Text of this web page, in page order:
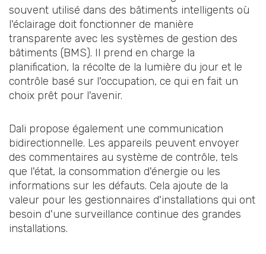
souvent utilisé dans des bâtiments intelligents où
l'éclairage doit fonctionner de manière
transparente avec les systèmes de gestion des
bâtiments (BMS). Il prend en charge la
planification, la récolte de la lumière du jour et le
contrôle basé sur l'occupation, ce qui en fait un
choix prêt pour l'avenir.
Dali propose également une communication
bidirectionnelle. Les appareils peuvent envoyer
des commentaires au système de contrôle, tels
que l'état, la consommation d'énergie ou les
informations sur les défauts. Cela ajoute de la
valeur pour les gestionnaires d'installations qui ont
besoin d'une surveillance continue des grandes
installations.